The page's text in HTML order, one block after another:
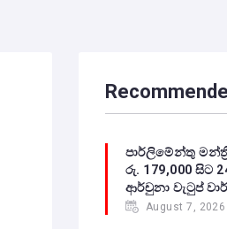
පාර්ලිමේන්තු
රු. 179,000 සිට
ආර්චුනා වැටුප්
August 7, 2026